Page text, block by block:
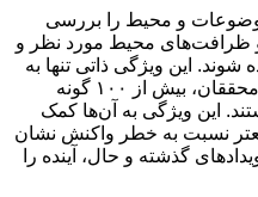
و محیط را بررسی
و ظرافت‌های محیط مورد نظر و
این ویژگی ذاتی تنها به
انسان‌ها محدود نمی‌شود و به گفته محققان، بیش از ۱۰۰ گونه
این ویژگی به آن‌ها کمک
نسبت به خطر واکنش نشان
گذشته و حال، آینده را